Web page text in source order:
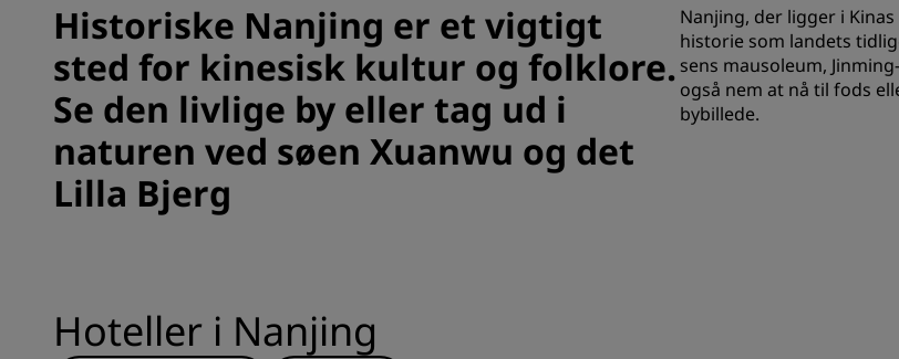
Søg flyafgange
Søg flyafgange
Historiske Nanjing er et vigtigt
sted for kinesisk kultur og folklore.
Se den livlige by eller tag ud i
naturen ved søen Xuanwu og det
Lilla Bjerg
Nanjing, der ligger i
historie som landets
sens mausoleum,
også nem at nå til fods
bybillede.
Hoteller i Nanjing